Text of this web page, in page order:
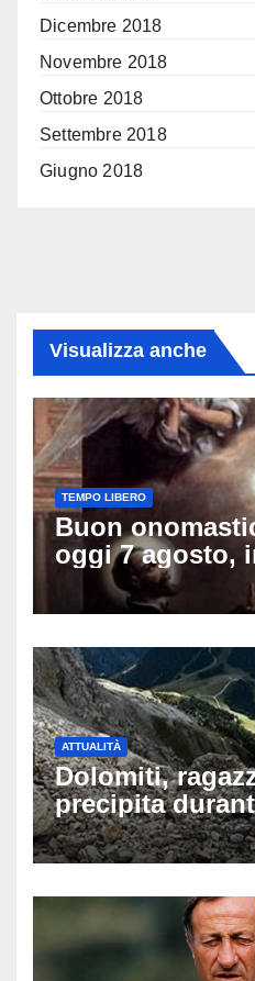
Dicembre 2018
Novembre 2018
Ottobre 2018
Settembre 2018
Giugno 2018
Visualizza anche
TEMPO LIBERO
Buon
oggi 7 agosto,
di auguri da
social
ATTUALITÀ
Dolomiti,
precipita
un’escursione:
Latemar